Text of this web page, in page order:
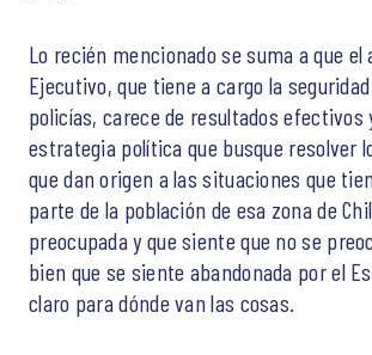
Lo recién mencionado se suma a que el
Ejecutivo, que tiene a cargo la
policías, carece de resultados efectivos
estrategia política que busque resolver
que dan origen a las situaciones que
parte de la población de esa zona de
preocupada y que siente que no se
bien que se siente abandonada por el
claro para dónde van las cosas.